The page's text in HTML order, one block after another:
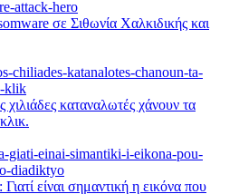
σε Σιθωνία Χαλκιδικής και
καταναλωτές χάνουν τα
είναι σημαντική η εικόνα που